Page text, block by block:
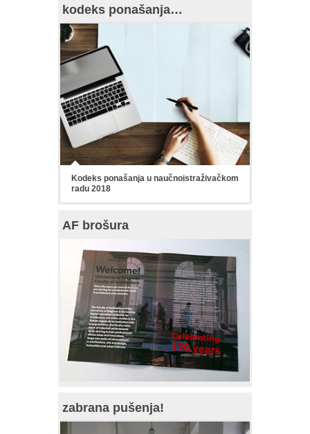
kodeks ponašanja…
Kodeks ponašanja u naučnoistraživačkom
radu 2018
AF brošura
zabrana pušenja!